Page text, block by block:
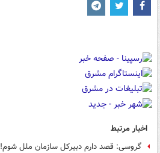
اخبار مرتبط
گروسی: قصد دارم دبیرکل سازمان ملل شوم!